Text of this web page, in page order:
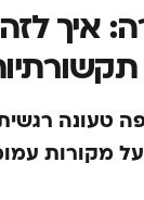
איך
טעונה
מקורות